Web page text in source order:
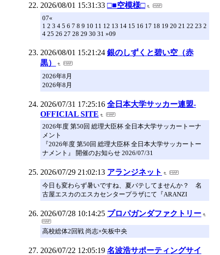
2026/08/01 15:31:33 □■空模様□
07«
1 2 3 4 5 6 7 8 9 10 11 12 13 14 15 16 17 18 19 20 21 22 23 2
4 25 26 27 28 29 30 31 »09
2026/08/01 15:21:24 銀のしずくと碧い空（赤
黒）
2026年8月
2026年8月
2026/07/31 17:25:16 全日本大学サッカー連盟-
OFFICIAL SITE
2026年度 第50回 総理大臣杯 全日本大学サッカートーナ
メント
『2026年度 第50回 総理大臣杯 全日本大学サッカートー
ナメント』 開催のお知らせ 2026/07/31
2026/07/29 21:02:13 アランジネット
今日も変わらず暑いですね、夏バテしてませんか？ 名
古屋エスカのエスカセンタープラザにて『ARANZI
2026/07/28 10:14:25 プロパガンダファクトリー
高校総体2回戦 尚志×矢板中央
2026/07/22 12:05:19 名波浩サポーティングサイ